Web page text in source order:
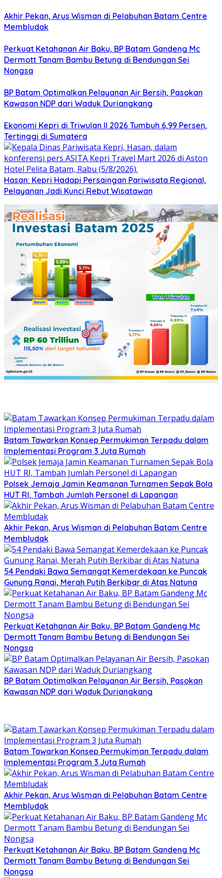
Akhir Pekan, Arus Wisman di Pelabuhan Batam Centre
Membludak
Perkuat Ketahanan Air Baku, BP Batam Gandeng Mc
Dermott Tanam Bambu Betung di Bendungan Sei
Nongsa
BP Batam Optimalkan Pelayanan Air Bersih, Pasokan
Kawasan NDP dari Waduk Duriangkang
Ekonomi Kepri di Triwulan II 2026 Tumbuh 6,99 Persen,
Tertinggi di Sumatera
Hasan: Kepri Hadapi Persaingan Pariwisata Regional,
Pelayanan Jadi Kunci Rebut Wisatawan
Batam Tawarkan Konsep Permukiman Terpadu dalam
Implementasi Program 3 Juta Rumah
Polsek Jemaja Jamin Keamanan Turnamen Sepak Bola
HUT RI, Tambah Jumlah Personel di Lapangan
Akhir Pekan, Arus Wisman di Pelabuhan Batam Centre
Membludak
54 Pendaki Bawa Semangat Kemerdekaan ke Puncak
Gunung Ranai, Merah Putih Berkibar di Atas Natuna
Perkuat Ketahanan Air Baku, BP Batam Gandeng Mc
Dermott Tanam Bambu Betung di Bendungan Sei
Nongsa
BP Batam Optimalkan Pelayanan Air Bersih, Pasokan
Kawasan NDP dari Waduk Duriangkang
Batam Tawarkan Konsep Permukiman Terpadu dalam
Implementasi Program 3 Juta Rumah
Akhir Pekan, Arus Wisman di Pelabuhan Batam Centre
Membludak
Perkuat Ketahanan Air Baku, BP Batam Gandeng Mc
Dermott Tanam Bambu Betung di Bendungan Sei
Nongsa